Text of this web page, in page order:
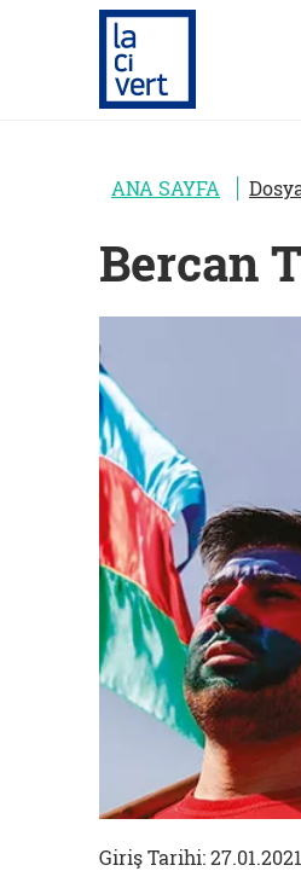
ANA SAYFA
Bercan
Giriş Tarihi: 27.01.2021